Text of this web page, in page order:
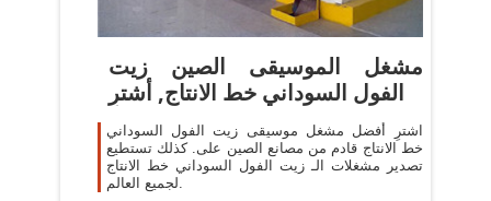
مشغل الموسيقى الصين زيت
الفول السوداني خط الانتاج, أشترِ
اشترِ أفضل مشغل موسيقى زيت الفول السوداني
خط الانتاج قادم من مصانع الصين على. كذلك تستطيع
تصدير مشغلات الـ زيت الفول السوداني خط الانتاج
لجميع العالم.